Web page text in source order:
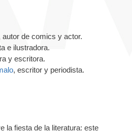
autor de comics y actor.
e ilustradora.
y escritora.
, escritor y periodista.
la fiesta de la literatura: este